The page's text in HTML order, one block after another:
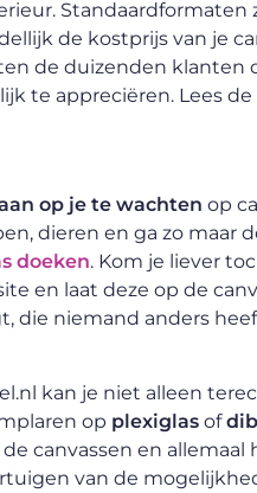
de kostprijs van je
de duizenden klanten
te appreciëren. Lees
op je te wachten op
dieren en ga zo maar
doeken. Kom je liever
en laat deze op de
die niemand anders
kan je niet alleen
op plexiglas of
canvassen en allemaal
van de